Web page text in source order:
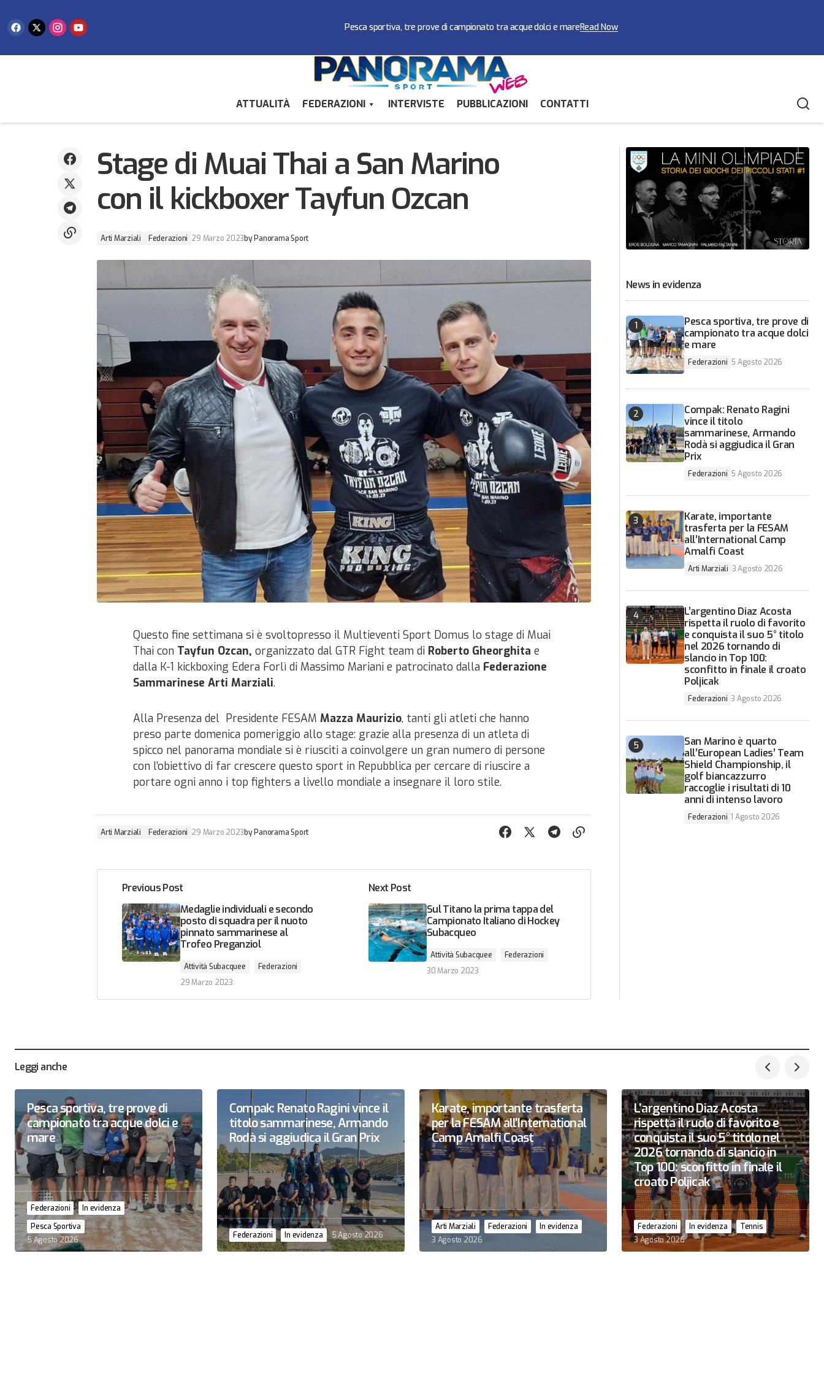
Pesca sportiva, tre prove di campionato tra acque dolci e mareRead Now
ATTUALITÀ FEDERAZIONI INTERVISTE PUBBLICAZIONI CONTATTI
Italiano di Hockey Subacqueo
Stage di Muai Thai a San Marino
con il kickboxer Tayfun Ozcan
Arti Marziali Federazioni 29 Marzo 2023by Panorama Sport
Questo fine settimana si è svoltopresso il Multieventi Sport Domus lo stage di Muai
Thai con Tayfun Ozcan, organizzato dal GTR Fight team di Roberto Gheorghita e
dalla K-1 kickboxing Edera Forlì di Massimo Mariani e patrocinato dalla Federazione
Sammarinese Arti Marziali.
Alla Presenza del Presidente FESAM Mazza Maurizio, tanti gli atleti che hanno
preso parte domenica pomeriggio allo stage: grazie alla presenza di un atleta di
spicco nel panorama mondiale si è riusciti a coinvolgere un gran numero di persone
con l’obiettivo di far crescere questo sport in Repubblica per cercare di riuscire a
portare ogni anno i top fighters a livello mondiale a insegnare il loro stile.
Arti Marziali Federazioni 29 Marzo 2023by Panorama Sport
Previous Post
Medaglie individuali e secondo
posto di squadra per il nuoto
pinnato sammarinese al
Trofeo Preganziol
Attività Subacquee
Federazioni
29 Marzo 2023
Next Post
Sul Titano la prima tappa del
Campionato Italiano di Hockey
Subacqueo
Attività Subacquee
Federazioni
30 Marzo 2023
News in evidenza
Pesca sportiva, tre prove di
campionato tra acque dolci
e mare
Federazioni 5 Agosto 2026
Compak: Renato Ragini
vince il titolo
sammarinese, Armando
Rodà si aggiudica il Gran
Prix
Federazioni 5 Agosto 2026
Karate, importante
trasferta per la FESAM
all’International Camp
Amalfi Coast
Arti Marziali 3 Agosto 2026
L’argentino Diaz Acosta
rispetta il ruolo di favorito
e conquista il suo 5° titolo
nel 2026 tornando di
slancio in Top 100:
sconfitto in finale il croato
Poljicak
Federazioni 3 Agosto 2026
San Marino è quarto
all’European Ladies’ Team
Shield Championship, il
golf biancazzurro
raccoglie i risultati di 10
anni di intenso lavoro
Federazioni 1 Agosto 2026
Leggi anche
Pesca sportiva, tre prove di
campionato tra acque dolci e
mare
Federazioni
In evidenza
Pesca Sportiva
5 Agosto 2026
Compak: Renato Ragini vince il
titolo sammarinese, Armando
Rodà si aggiudica il Gran Prix
Federazioni In evidenza 5 Agosto 2026
Karate, importante trasferta
per la FESAM all’International
Camp Amalfi Coast
Arti Marziali Federazioni
In evidenza
3 Agosto 2026
L’argentino Diaz Acosta
rispetta il ruolo di favorito e
conquista il suo 5° titolo nel
2026 tornando di slancio in
Top 100: sconfitto in finale il
croato Poljicak
Federazioni In evidenza
Tennis
3 Agosto 2026